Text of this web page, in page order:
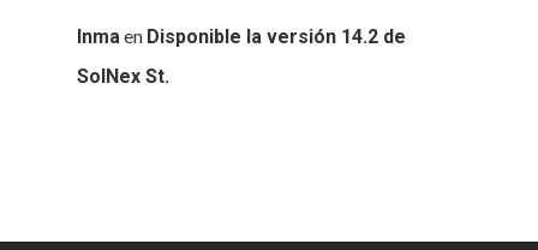
Inmaen Disponible la versión 14.2 de
SolNex St.